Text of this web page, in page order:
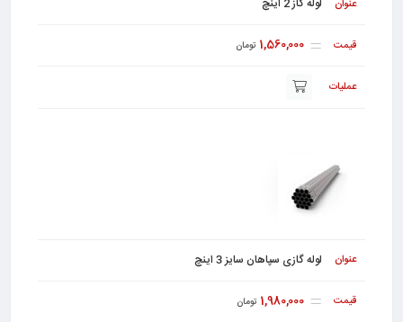
لوله گاز 2 اینچ
1,560,000 تومان
لوله گازی سپاهان سایز 3 اینچ
1,980,000 تومان